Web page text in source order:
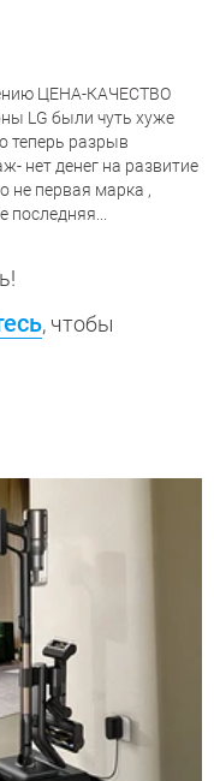
ЦЕНА-КАЧЕСТВО
LG были чуть хуже
теперь разрыв
нет денег на развитие
не первая марка ,
последняя...
, чтобы